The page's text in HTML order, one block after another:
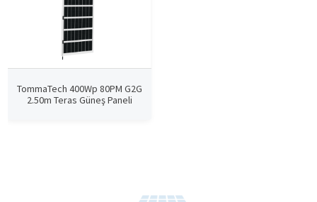
TommaTech 400Wp 80PM G2G
2.50m Teras Güneş Paneli